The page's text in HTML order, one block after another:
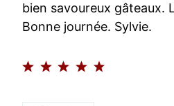
bien savoureux gâteaux.
Bonne journée. Sylvie.